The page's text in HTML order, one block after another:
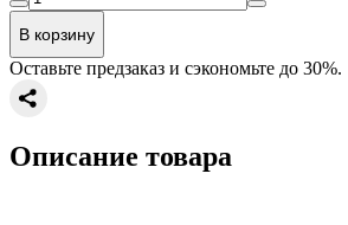
В корзину
Оставьте предзаказ и сэкономьте до 30%.
Описание товара